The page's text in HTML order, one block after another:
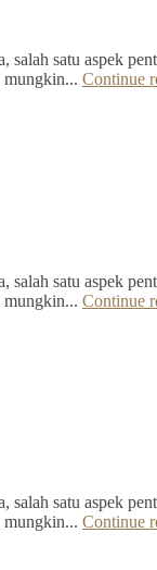
salah satu aspek
mungkin... Continue
salah satu aspek
mungkin... Continue
salah satu aspek
mungkin... Continue